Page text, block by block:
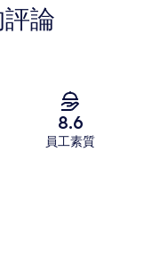
論
8.6
員工素質